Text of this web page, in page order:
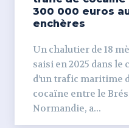
300 000 euros
enchères
Un chalutier de 18
saisi en 2025 dans le
d’un trafic maritime
cocaïne entre le
Normandie, a...